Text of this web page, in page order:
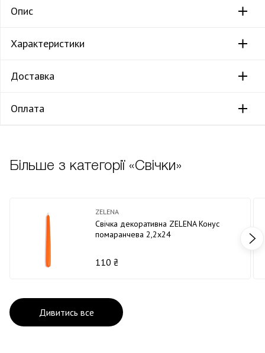
Опис
Характеристики
Доставка
Оплата
Більше з категорії «Свічки»
ZELENA
Свічка декоративна ZELENA Конус
помаранчева 2,2х24
110 ₴
Дивитись все